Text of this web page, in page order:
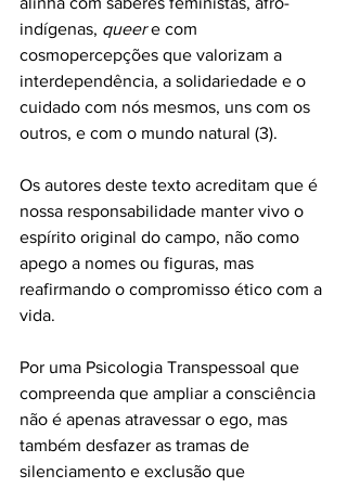
indígenas, queer e com
cosmopercepções que valorizam a
interdependência, a solidariedade e o
cuidado com nós mesmos, uns com os
outros, e com o mundo natural (3).
Os autores deste texto acreditam que é
nossa responsabilidade manter vivo o
espírito original do campo, não como
apego a nomes ou figuras, mas
reafirmando o compromisso ético com a
vida.
Por uma Psicologia Transpessoal que
compreenda que ampliar a consciência
não é apenas atravessar o ego, mas
também desfazer as tramas de
silenciamento e exclusão que